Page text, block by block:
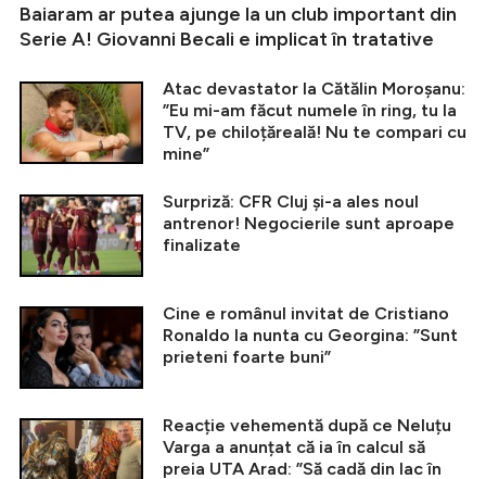
Baiaram ar putea ajunge la un club important din
Serie A! Giovanni Becali e implicat în tratative
Atac devastator la Cătălin Moroșanu:
”Eu mi-am făcut numele în ring, tu la
TV, pe chiloțăreală! Nu te compari cu
mine”
Surpriză: CFR Cluj și-a ales noul
antrenor! Negocierile sunt aproape
finalizate
Cine e românul invitat de Cristiano
Ronaldo la nunta cu Georgina: ”Sunt
prieteni foarte buni”
Reacție vehementă după ce Neluțu
Varga a anunțat că ia în calcul să
preia UTA Arad: ”Să cadă din lac în